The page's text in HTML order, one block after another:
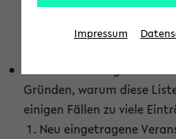
vollständig sein, wenn
die Änderungen zeitnah
Gründen, warum diese
einigen Fällen zu viele
Neu eingetragene
Impressum